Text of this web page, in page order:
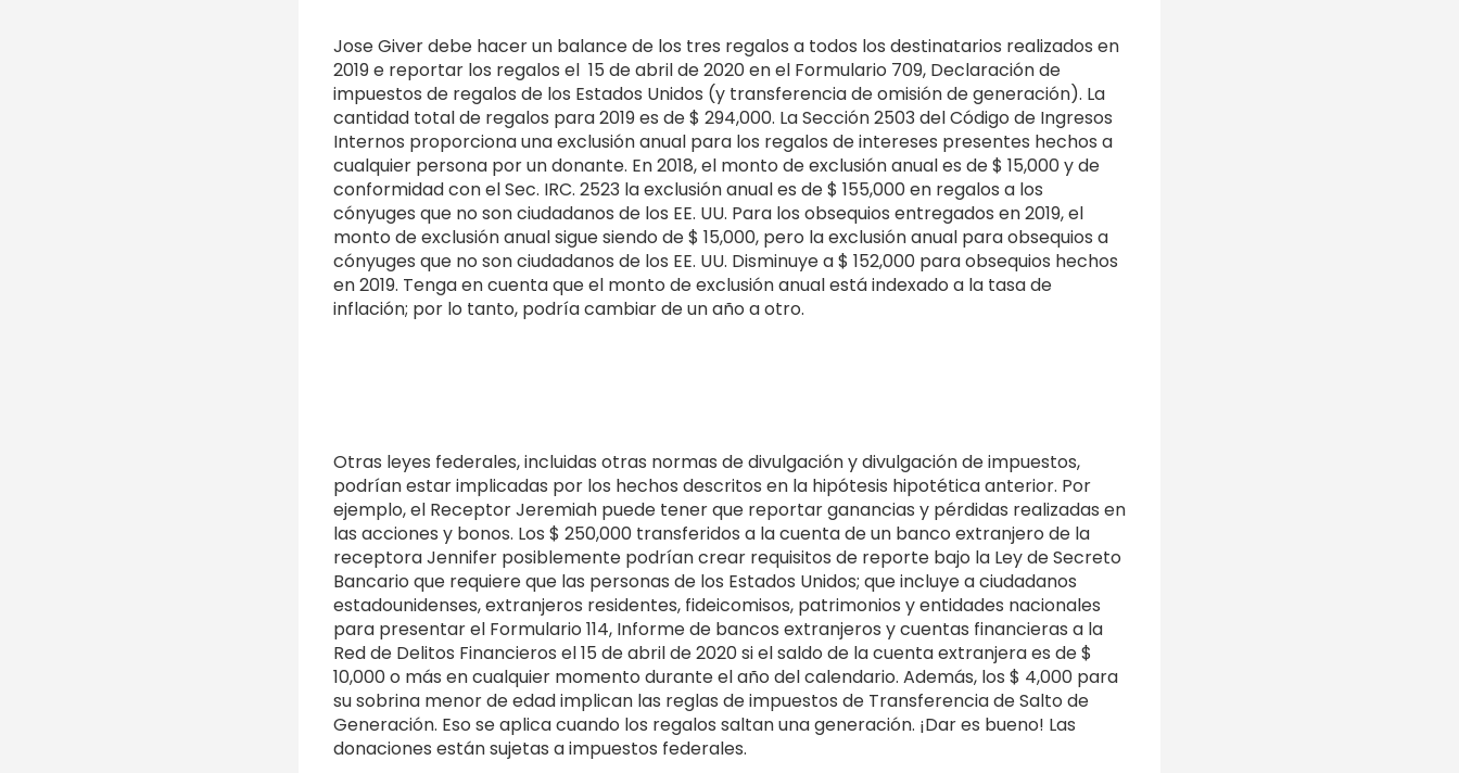
Jose Giver debe hacer un balance de los tres regalos a todos los destinatarios realizados en
2019 e reportar los regalos el 15 de abril de 2020 en el Formulario 709, Declaración de
impuestos de regalos de los Estados Unidos (y transferencia de omisión de generación). La
cantidad total de regalos para 2019 es de $ 294,000. La Sección 2503 del Código de Ingresos
Internos proporciona una exclusión anual para los regalos de intereses presentes hechos a
cualquier persona por un donante. En 2018, el monto de exclusión anual es de $ 15,000 y de
conformidad con el Sec. IRC. 2523 la exclusión anual es de $ 155,000 en regalos a los
cónyuges que no son ciudadanos de los EE. UU. Para los obsequios entregados en 2019, el
monto de exclusión anual sigue siendo de $ 15,000, pero la exclusión anual para obsequios a
cónyuges que no son ciudadanos de los EE. UU. Disminuye a $ 152,000 para obsequios hechos
en 2019. Tenga en cuenta que el monto de exclusión anual está indexado a la tasa de
inflación; por lo tanto, podría cambiar de un año a otro.
Otras leyes federales, incluidas otras normas de divulgación y divulgación de impuestos,
podrían estar implicadas por los hechos descritos en la hipótesis hipotética anterior. Por
ejemplo, el Receptor Jeremiah puede tener que reportar ganancias y pérdidas realizadas en
las acciones y bonos. Los $ 250,000 transferidos a la cuenta de un banco extranjero de la
receptora Jennifer posiblemente podrían crear requisitos de reporte bajo la Ley de Secreto
Bancario que requiere que las personas de los Estados Unidos; que incluye a ciudadanos
estadounidenses, extranjeros residentes, fideicomisos, patrimonios y entidades nacionales
para presentar el Formulario 114, Informe de bancos extranjeros y cuentas financieras a la
Red de Delitos Financieros el 15 de abril de 2020 si el saldo de la cuenta extranjera es de $
10,000 o más en cualquier momento durante el año del calendario. Además, los $ 4,000 para
su sobrina menor de edad implican las reglas de impuestos de Transferencia de Salto de
Generación. Eso se aplica cuando los regalos saltan una generación. ¡Dar es bueno! Las
donaciones están sujetas a impuestos federales.